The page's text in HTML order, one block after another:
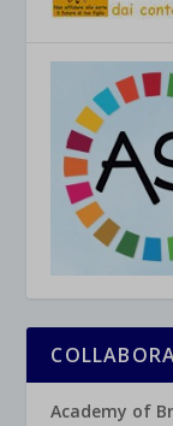
Academy of